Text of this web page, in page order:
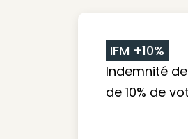
IFM +10%
Indemnité
de 10% de